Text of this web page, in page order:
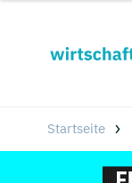
Startseite